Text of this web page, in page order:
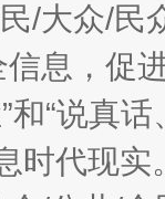
/大众/民
息，促
和“说真
时代现实